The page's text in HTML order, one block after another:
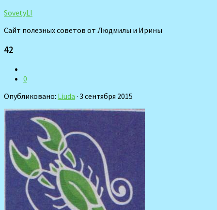
SovetyLI
Сайт полезных советов от Людмилы и Ирины
42
0
Опубликовано: Liuda · 3 сентября 2015